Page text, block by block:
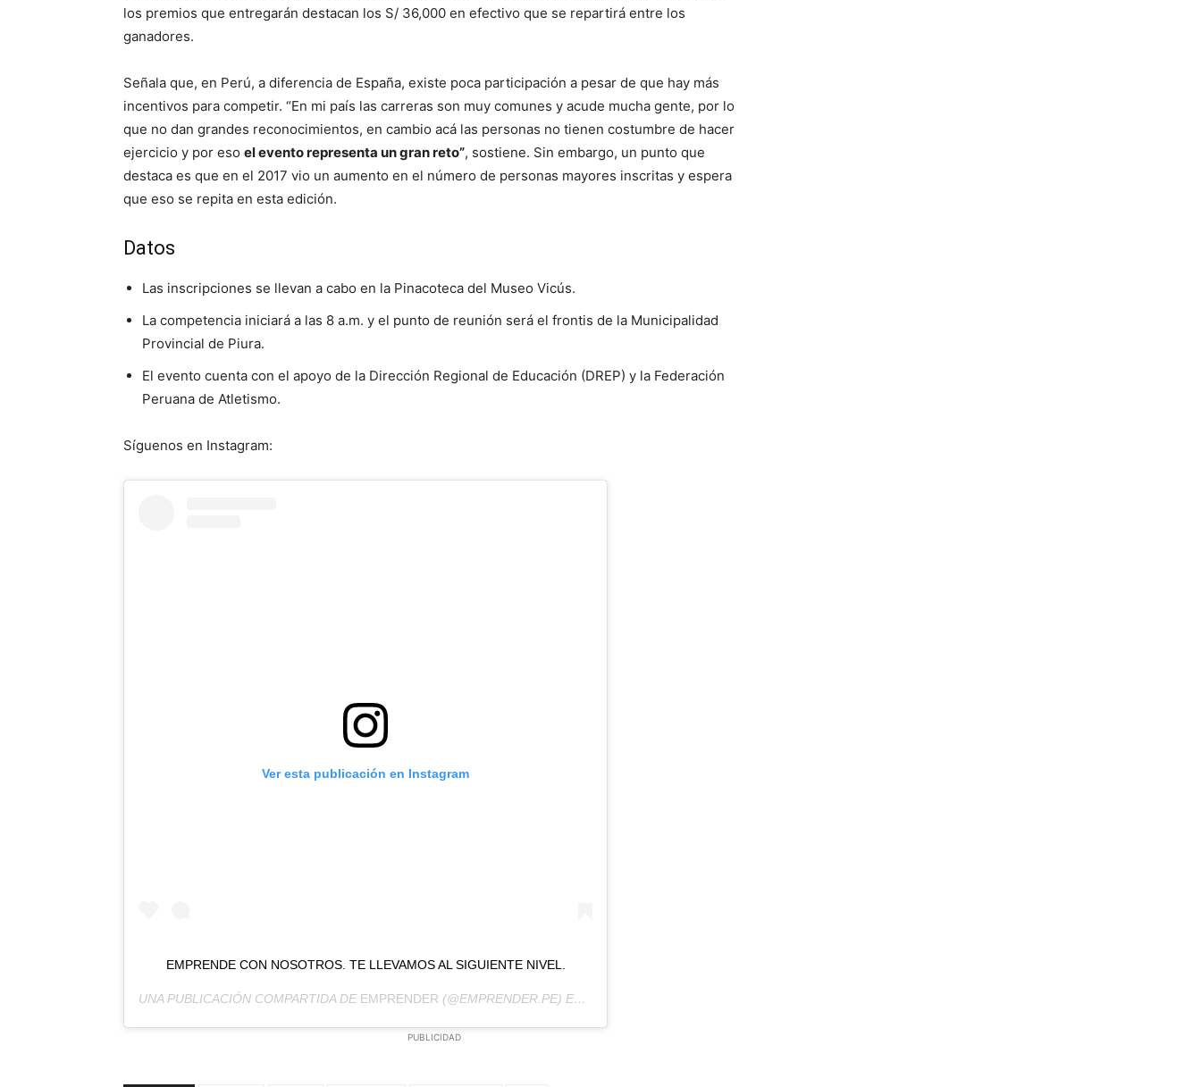
los premios que entregarán destacan los S/ 36,000 en efectivo que se repartirá entre los
ganadores.
Señala que, en Perú, a diferencia de España, existe poca participación a pesar de que hay más
incentivos para competir. “En mi país las carreras son muy comunes y acude mucha gente, por lo
que no dan grandes reconocimientos, en cambio acá las personas no tienen costumbre de hacer
ejercicio y por eso el evento representa un gran reto”, sostiene. Sin embargo, un punto que
destaca es que en el 2017 vio un aumento en el número de personas mayores inscritas y espera
que eso se repita en esta edición.
Datos
Las inscripciones se llevan a cabo en la Pinacoteca del Museo Vicús.
La competencia iniciará a las 8 a.m. y el punto de reunión será el frontis de la Municipalidad
Provincial de Piura.
El evento cuenta con el apoyo de la Dirección Regional de Educación (DREP) y la Federación
Peruana de Atletismo.
Síguenos en Instagram:
Ver esta publicación en Instagram
EMPRENDE CON NOSOTROS. TE LLEVAMOS AL SIGUIENTE NIVEL.
UNA PUBLICACIÓN COMPARTIDA DE EMPRENDER (@EMPRENDER.PE) EL
PUBLICIDAD